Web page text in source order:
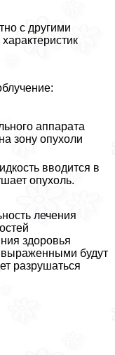
с другими
аппарата
зону опухоли
вводится в
опухоль.
лечения
здоровья
выраженными будут
разрушаться